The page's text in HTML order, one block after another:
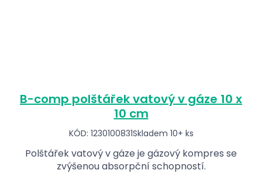
B-comp polštářek vatový v gáze 10 x
10 cm
KÓD: 1230100831Skladem 10+ ks
Polštářek vatový v gáze je gázový kompres se
zvýšenou absorpční schopností.